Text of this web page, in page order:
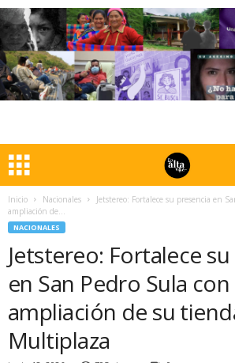
Inicio Nacionales
Jetstereo: Fortalece su presencia en
ampliación de...
NACIONALES
Jetstereo: Fortalece
en San Pedro Sula con
ampliación de su
Multiplaza